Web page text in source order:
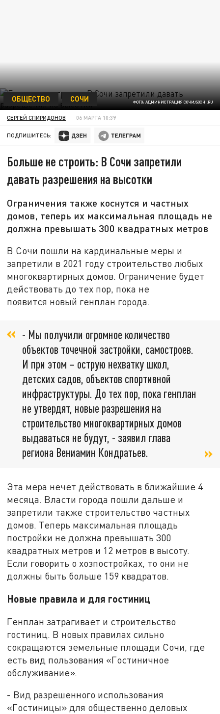
ФОТО: АДМИНИСТРАЦИЯ СОЧИ/SOCHI.RU
ОБЩЕСТВО СОЧИ
СЕРГЕЙ СПИРИДОНОВ 06 МАРТА 10:39
ПОДПИШИТЕСЬ:
Больше не строить: В Сочи запретили
давать разрешения на высотки
Ограничения также коснутся и частных
домов, теперь их максимальная площадь не
должна превышать 300 квадратных метров
В Сочи пошли на кардинальные меры и
запретили в 2021 году строительство любых
многоквартирных домов. Ограничение будет
действовать до тех пор, пока не
появится новый генплан города.
- Мы получили огромное количество
объектов точечной застройки, самостроев.
И при этом – острую нехватку школ,
детских садов, объектов спортивной
инфраструктуры. До тех пор, пока генплан
не утвердят, новые разрешения на
строительство многоквартирных домов
выдаваться не будут, - заявил глава
региона Вениамин Кондратьев.
Эта мера нечет действовать в ближайшие 4
месяца. Власти города пошли дальше и
запретили также строительство частных
домов. Теперь максимальная площадь
постройки не должна превышать 300
квадратных метров и 12 метров в высоту.
Если говорить о хозпостройках, то они не
должны быть больше 159 квадратов.
Новые правила и для гостиниц
Генплан затрагивает и строительство
гостиниц. В новых правилах сильно
сокращаются земельные площади Сочи, где
есть вид пользования «Гостиничное
обслуживание».
- Вид разрешенного использования
«Гостиницы» для общественно деловых